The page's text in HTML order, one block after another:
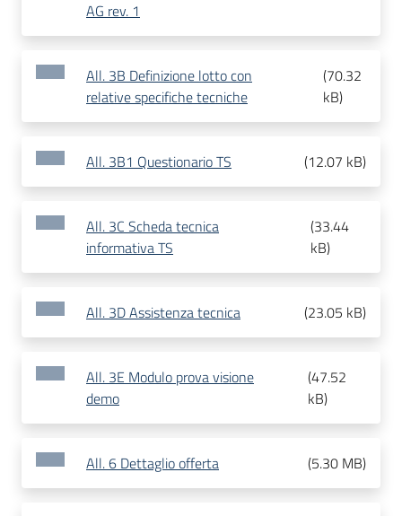
AG rev. 1
All. 3B Definizione lotto con
relative specifiche tecniche
(70.32
kB)
All. 3B1 Questionario TS (12.07 kB)
All. 3C Scheda tecnica
informativa TS
(33.44
kB)
All. 3D Assistenza tecnica (23.05 kB)
All. 3E Modulo prova visione
demo
(47.52
kB)
All. 6 Dettaglio offerta (5.30 MB)